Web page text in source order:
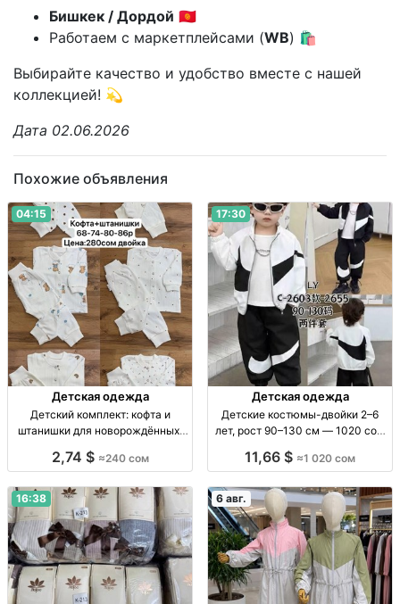
Бишкек / Дордой 🇰🇬
Работаем с маркетплейсами (WB) 🛍️
Выбирайте качество и удобство вместе с нашей
коллекцией! 💫
Дата 02.06.2026
Похожие объявления
04:15
Детская одежда
Детский комплект: кофта и
штанишки для новорождённых,
комплект 2 пр.: кофта + штаны, р-
2,74 $ ≈240 сом
17:30
Детская одежда
Детские костюмы-двойки 2–6
лет, рост 90–130 см — 1020 сом
рост 90–130 см, пр-во Китай.
11,66 $ ≈1 020 сом
16:38 6 авг.